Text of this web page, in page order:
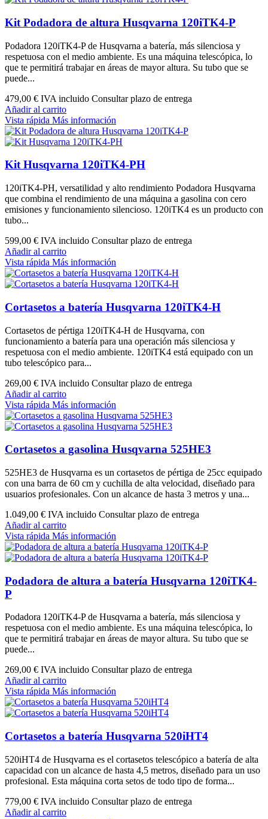
Kit Podadora de altura Husqvarna 120iTK4-P
Podadora 120iTK4-P de Husqvarna a batería, más silenciosa y
respetuosa con el medio ambiente. Es una máquina telescópica, lo
que te permitirá trabajar en áreas de mayor altura. Su tubo que se
puede...
479,00 € IVA incluido Consultar plazo de entrega
Añadir al carrito
Vista rápida Más información
Kit Husqvarna 120iTK4-PH
120iTK4-PH, versatilidad y alto rendimiento Podadora Husqvarna
que combina el rendimiento de una máquina a gasolina con cero
emisiones y funcionamiento silencioso. 120iTK4 es un producto con
tubo...
599,00 € IVA incluido Consultar plazo de entrega
Añadir al carrito
Vista rápida Más información
Cortasetos a batería Husqvarna 120iTK4-H
Cortasetos de pértiga 120iTK4-H de Husqvarna, con
funcionamiento a batería para una operación más silenciosa y
respetuosa con el medio ambiente. 120iTK4 está equipado con un
tubo telescópico para...
269,00 € IVA incluido Consultar plazo de entrega
Añadir al carrito
Vista rápida Más información
Cortasetos a gasolina Husqvarna 525HE3
525HE3 de Husqvarna es un cortasetos de pértiga de 25cc equipado
con una barra de 60 cm y cuchilla de alta velocidad, diseñado para
usuarios profesionales. Con un alcance de hasta 3 metros y una...
1.049,00 € IVA incluido Consultar plazo de entrega
Añadir al carrito
Vista rápida Más información
Podadora de altura a batería Husqvarna 120iTK4-
P
Podadora 120iTK4-P de Husqvarna a batería, más silenciosa y
respetuosa con el medio ambiente. Es una máquina telescópica, lo
que te permitirá trabajar en áreas de mayor altura. Su tubo que se
puede...
269,00 € IVA incluido Consultar plazo de entrega
Añadir al carrito
Vista rápida Más información
Cortasetos a batería Husqvarna 520iHT4
520iHT4 de Husqvarna es el cortasetos telescópico a batería de alta
capacidad con un alcance de hasta 4,5 metros, diseñado para un uso
profesional. Esta máquina corta setos de todo tipo de forma...
779,00 € IVA incluido Consultar plazo de entrega
Añadir al carrito